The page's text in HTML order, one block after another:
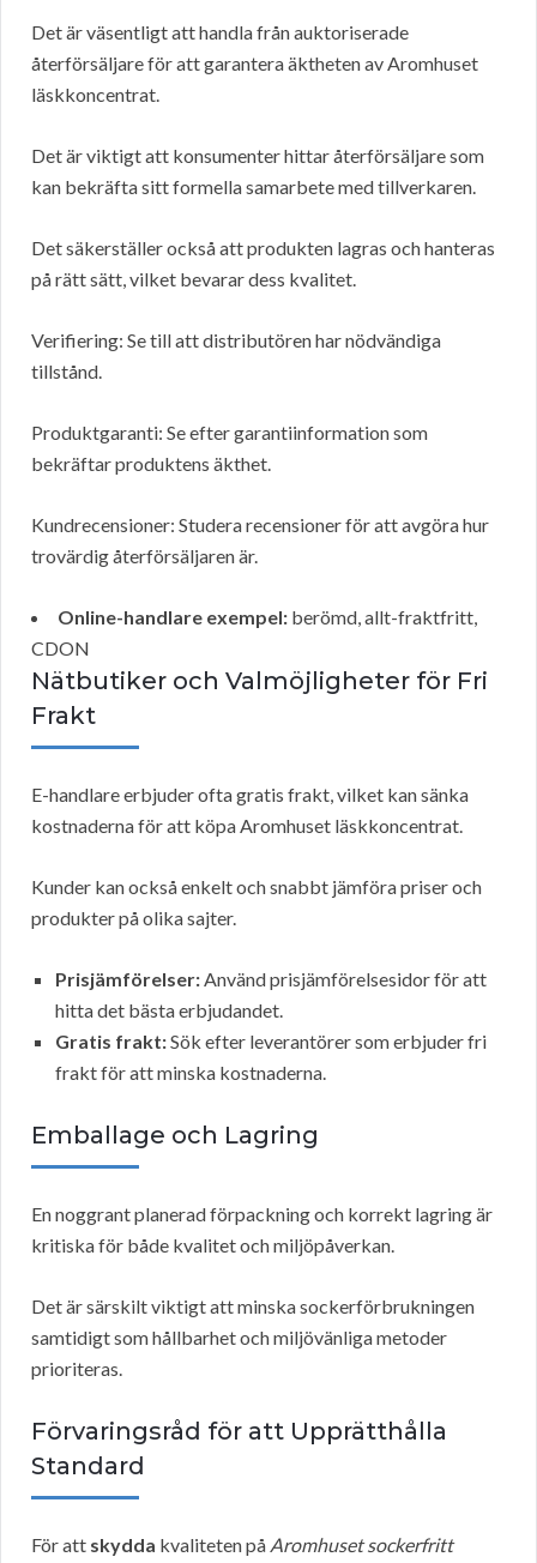
Det är väsentligt att handla från auktoriserade
återförsäljare för att garantera äktheten av Aromhuset
läskkoncentrat.
Det är viktigt att konsumenter hittar återförsäljare som
kan bekräfta sitt formella samarbete med tillverkaren.
Det säkerställer också att produkten lagras och hanteras
på rätt sätt, vilket bevarar dess kvalitet.
Verifiering: Se till att distributören har nödvändiga
tillstånd.
Produktgaranti: Se efter garantiinformation som
bekräftar produktens äkthet.
Kundrecensioner: Studera recensioner för att avgöra hur
trovärdig återförsäljaren är.
Online-handlare exempel: berömd, allt-fraktfritt,
CDON
Nätbutiker och Valmöjligheter för Fri
Frakt
E-handlare erbjuder ofta gratis frakt, vilket kan sänka
kostnaderna för att köpa Aromhuset läskkoncentrat.
Kunder kan också enkelt och snabbt jämföra priser och
produkter på olika sajter.
Prisjämförelser:Använd prisjämförelsesidor för att
hitta det bästa erbjudandet.
Gratis frakt:Sök efter leverantörer som erbjuder fri
frakt för att minska kostnaderna.
Emballage och Lagring
En noggrant planerad förpackning och korrekt lagring är
kritiska för både kvalitet och miljöpåverkan.
Det är särskilt viktigt att minska sockerförbrukningen
samtidigt som hållbarhet och miljövänliga metoder
prioriteras.
Förvaringsråd för att Upprätthålla
Standard
För att skydda kvaliteten på Aromhuset sockerfritt